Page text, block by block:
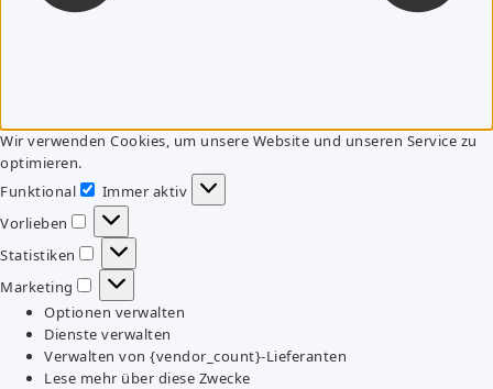
Wir verwenden Cookies, um unsere Website und unseren Service zu
optimieren.
Funktional
Funktional
Immer aktiv
Vorlieben
Vorlieben
Statistiken
Statistiken
Marketing
Marketing
Optionen verwalten
Dienste verwalten
Verwalten von {vendor_count}-Lieferanten
Lese mehr über diese Zwecke